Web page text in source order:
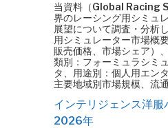
当資料（Global Racing
界のレーシング用シミュ
展望について調査・分析
用シミュレーター市場概
販売価格、市場シェア）
類別：フォーミュラシミ
タ、用途別：個人用エン
主要地域別市場規模、流
インテリジェンス洋
2026年